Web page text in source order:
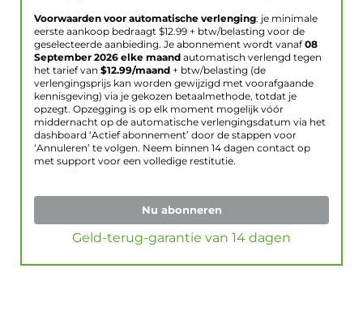
Voorwaarden voor automatische verlenging: je minimale
eerste aankoop bedraagt $12.99 + btw/belasting voor de
geselecteerde aanbieding. Je abonnement wordt vanaf08
September 2026 elke maand automatisch verlengd tegen
het tarief van $12.99/maand + btw/belasting (de
verlengingsprijs kan worden gewijzigd met voorafgaande
kennisgeving) via je gekozen betaalmethode, totdat je
opzegt. Opzegging is op elk moment mogelijk vóór
middernacht op de automatische verlengingsdatum via het
dashboard ‘Actief abonnement’ door de stappen voor
‘Annuleren’ te volgen. Neem binnen 14 dagen contact op
met support voor een volledige restitutie.
Nu abonneren
Geld-terug-garantie van 14 dagen